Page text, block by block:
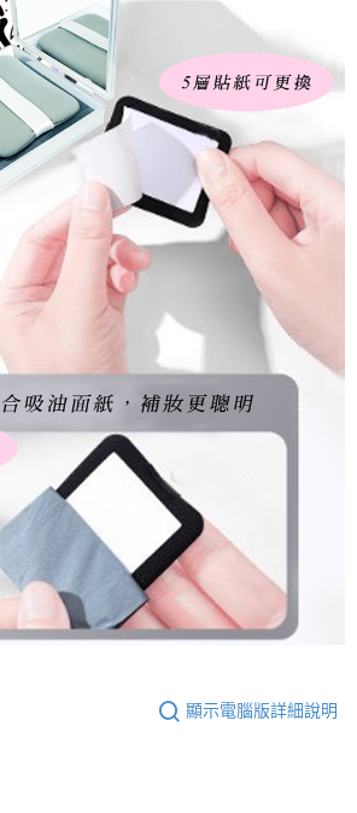
顯示電腦版詳細說明